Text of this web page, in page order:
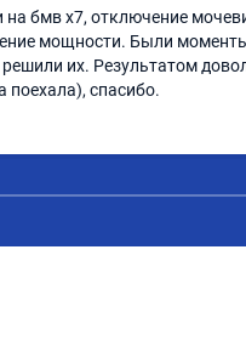
на бмв х7, отключение
мощности. Были
решили их. Результатом
поехала), спасибо.